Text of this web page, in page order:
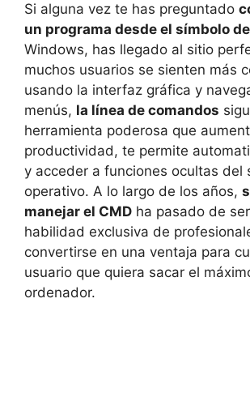
Si alguna vez te has preguntado
un programa desde el símbolo
Windows, has llegado al sitio
muchos usuarios se sienten más
usando la interfaz gráfica y
menús, la línea de comandos
herramienta poderosa que
productividad, te permite
y acceder a funciones ocultas del
operativo. A lo largo de los años,
manejar el CMD ha pasado de
habilidad exclusiva de
convertirse en una ventaja para
usuario que quiera sacar el
ordenador.